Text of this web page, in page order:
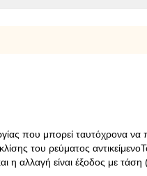
που μπορεί ταυτόχρονα
του ρεύματος
η αλλαγή είναι έξοδος με